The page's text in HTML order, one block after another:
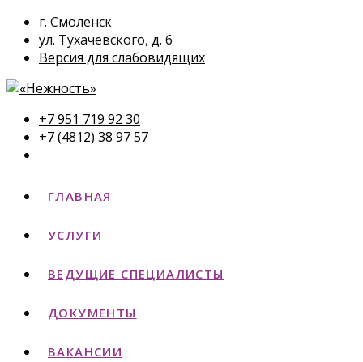
г. Смоленск
ул. Тухачевского, д. 6
Версия для слабовидящих
+7 951 719 92 30
+7 (4812) 38 97 57
ГЛАВНАЯ
УСЛУГИ
ВЕДУЩИЕ СПЕЦИАЛИСТЫ
ДОКУМЕНТЫ
ВАКАНСИИ